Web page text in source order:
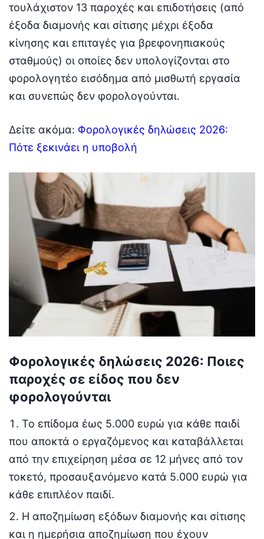
τουλάχιστον 13 παροχές και επιδοτήσεις (από
έξοδα διαμονής και σίτισης μέχρι έξοδα
κίνησης και επιταγές για βρεφονηπιακούς
σταθμούς) οι οποίες δεν υπολογίζονται στο
φορολογητέο εισόδημα από μισθωτή εργασία
και συνεπώς δεν φορολογούνται.
Δείτε ακόμα: Φορολογικές δηλώσεις 2026:
Πότε ξεκινάει η υποβολή
Φορολογικές δηλώσεις 2026: Ποιες
παροχές σε είδος που δεν
φορολογούνται
Το επίδομα έως 5.000 ευρώ για κάθε παιδί
που αποκτά ο εργαζόμενος και καταβάλλεται
από την επιχείρηση μέσα σε 12 μήνες από τον
τοκετό, προσαυξανόμενο κατά 5.000 ευρώ για
κάθε επιπλέον παιδί.
Η αποζημίωση εξόδων διαμονής και σίτισης
και η ημερήσια αποζημίωση που έχουν